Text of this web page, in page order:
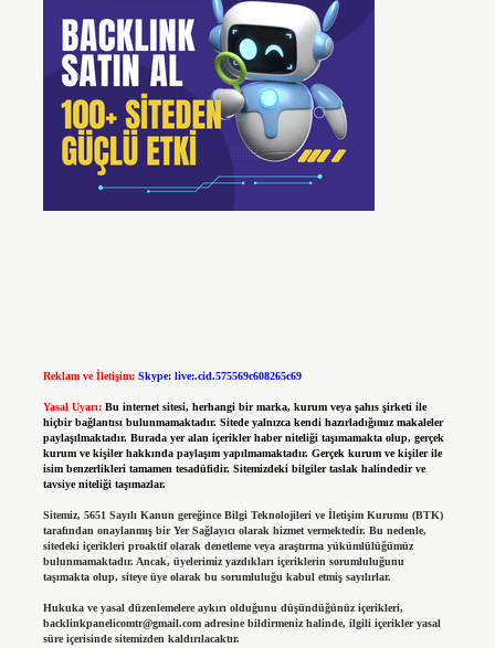
Reklam ve İletişim: Skype: live:.cid.575569c608265c69
Yasal Uyarı: Bu internet sitesi, herhangi bir marka, kurum veya şahıs şirketi ile
hiçbir bağlantısı bulunmamaktadır. Sitede yalnızca kendi hazırladığımız makaleler
paylaşılmaktadır. Burada yer alan içerikler haber niteliği taşımamakta olup, gerçek
kurum ve kişiler hakkında paylaşım yapılmamaktadır. Gerçek kurum ve kişiler ile
isim benzerlikleri tamamen tesadüfidir. Sitemizdeki bilgiler taslak halindedir ve
tavsiye niteliği taşımazlar.
Sitemiz, 5651 Sayılı Kanun gereğince Bilgi Teknolojileri ve İletişim Kurumu (BTK)
tarafından onaylanmış bir Yer Sağlayıcı olarak hizmet vermektedir. Bu nedenle,
sitedeki içerikleri proaktif olarak denetleme veya araştırma yükümlülüğümüz
bulunmamaktadır. Ancak, üyelerimiz yazdıkları içeriklerin sorumluluğunu
taşımakta olup, siteye üye olarak bu sorumluluğu kabul etmiş sayılırlar.
Hukuka ve yasal düzenlemelere aykırı olduğunu düşündüğünüz içerikleri,
backlinkpanelicomtr@gmail.comadresine bildirmeniz halinde, ilgili içerikler yasal
süre içerisinde sitemizden kaldırılacaktır.